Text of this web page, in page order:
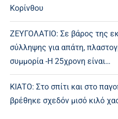
Κορίνθου
ΖΕΥΓΟΛΑΤΙΟ: Σε βάρος της
σύλληψης για απάτη,
συμμορία -Η 25χρονη είναι…
ΚΙΑΤΟ: Στο σπίτι και στο
βρέθηκε σχεδόν μισό κιλό